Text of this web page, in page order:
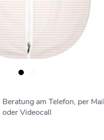
Beratung am Telefon, per Mail
oder Videocall